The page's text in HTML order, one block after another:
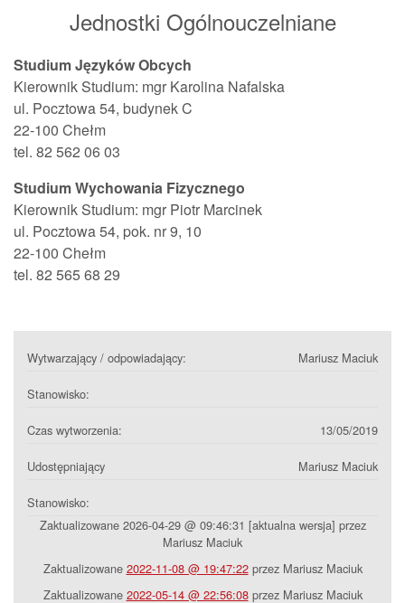
Jednostki Ogólnouczelniane
Studium Języków Obcych
Kierownik Studium: mgr Karolina Nafalska
ul. Pocztowa 54, budynek C
22-100 Chełm
tel. 82 562 06 03
Studium Wychowania Fizycznego
Kierownik Studium: mgr Piotr Marcinek
ul. Pocztowa 54, pok. nr 9, 10
22-100 Chełm
tel. 82 565 68 29
Wytwarzający / odpowiadający: Mariusz Maciuk
Stanowisko:
Czas wytworzenia: 13/05/2019
Udostępniający Mariusz Maciuk
Stanowisko:
Zaktualizowane 2026-04-29 @ 09:46:31 [aktualna wersja] przez
Mariusz Maciuk
Zaktualizowane 2022-11-08 @ 19:47:22przez Mariusz Maciuk
Zaktualizowane 2022-05-14 @ 22:56:08przez Mariusz Maciuk